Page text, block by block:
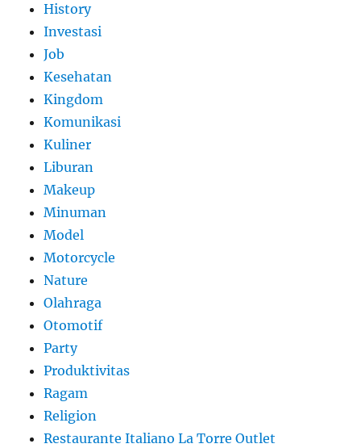
History
Investasi
Job
Kesehatan
Kingdom
Komunikasi
Kuliner
Liburan
Makeup
Minuman
Model
Motorcycle
Nature
Olahraga
Otomotif
Party
Produktivitas
Ragam
Religion
Restaurante Italiano La Torre Outlet